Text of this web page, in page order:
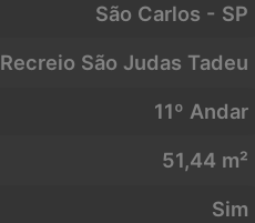
São Carlos - SP
Recreio São Judas Tadeu
11º Andar
51,44 m²
Sim